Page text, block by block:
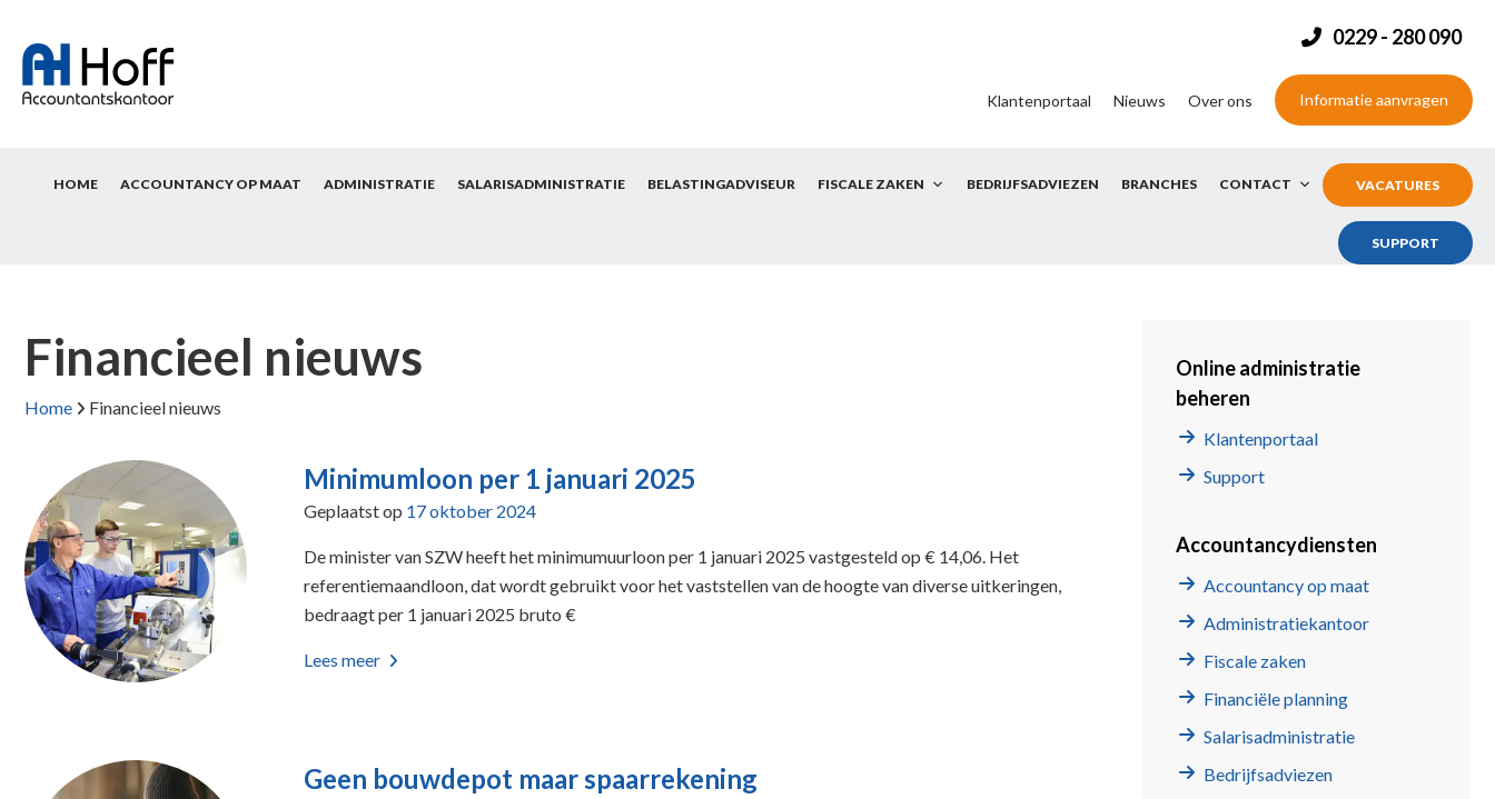
0229 - 280 090
Klantenportaal Nieuws Over ons Informatie aanvragen
HOME ACCOUNTANCY OP MAAT ADMINISTRATIE SALARISADMINISTRATIE BELASTINGADVISEUR FISCALE ZAKEN BEDRIJFSADVIEZEN BRANCHES CONTACT VACATURES
SUPPORT
Financieel nieuws
Home Financieel nieuws
Minimumloon per 1 januari 2025
Geplaatst op 17 oktober 2024
De minister van SZW heeft het minimumuurloon per 1 januari 2025 vastgesteld op € 14,06. Het
referentiemaandloon, dat wordt gebruikt voor het vaststellen van de hoogte van diverse uitkeringen,
bedraagt per 1 januari 2025 bruto €
Lees meer
Geen bouwdepot maar spaarrekening
Online administratie
beheren
Klantenportaal
Support
Accountancydiensten
Accountancy op maat
Administratiekantoor
Fiscale zaken
Financiële planning
Salarisadministratie
Bedrijfsadviezen